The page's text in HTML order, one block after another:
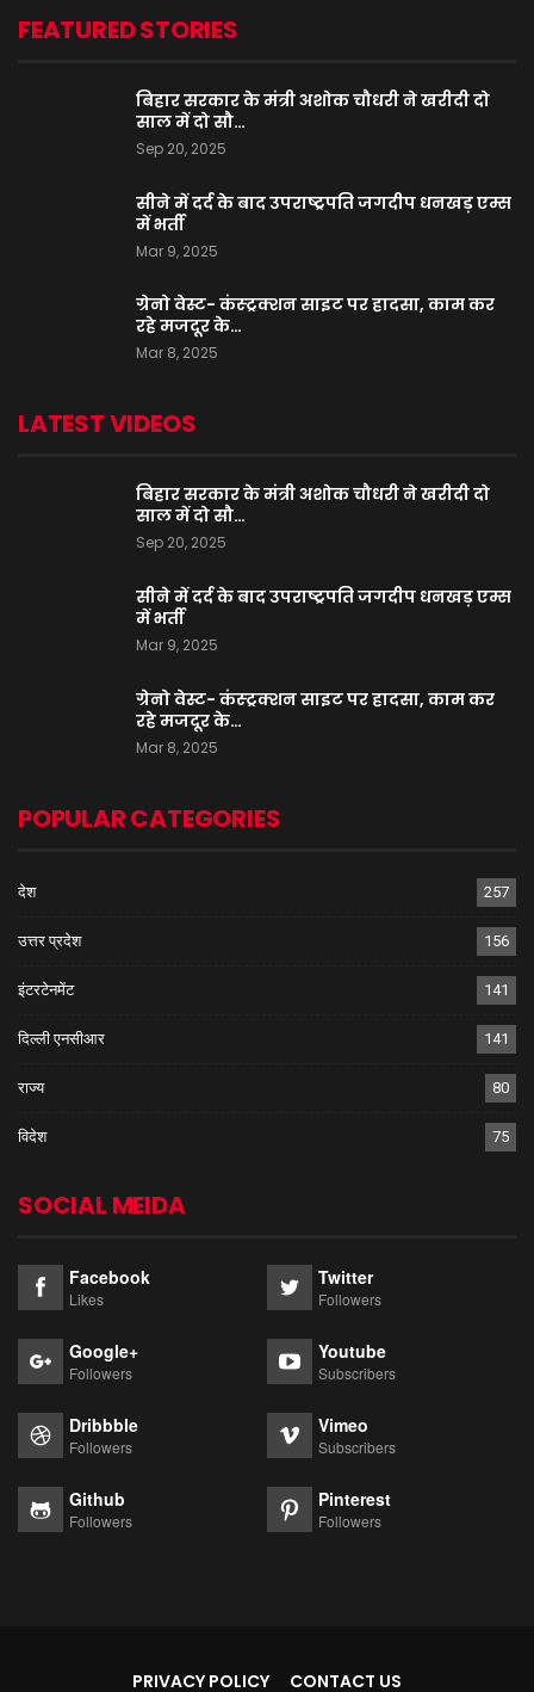
FEATURED STORIES
बिहार सरकार के मंत्री अशोक चौधरी ने खरीदी दो
साल में दो सौ…
Sep 20, 2025
सीने में दर्द के बाद उपराष्ट्रपति जगदीप धनखड़ एम्स
में भर्ती
Mar 9, 2025
ग्रेनो वेस्ट- कंस्ट्रक्शन साइट पर हादसा, काम कर
रहे मजदूर के…
Mar 8, 2025
LATEST VIDEOS
बिहार सरकार के मंत्री अशोक चौधरी ने खरीदी दो
साल में दो सौ…
Sep 20, 2025
सीने में दर्द के बाद उपराष्ट्रपति जगदीप धनखड़ एम्स
में भर्ती
Mar 9, 2025
ग्रेनो वेस्ट- कंस्ट्रक्शन साइट पर हादसा, काम कर
रहे मजदूर के…
Mar 8, 2025
POPULAR CATEGORIES
देश 257
उत्तर प्रदेश 156
इंटरटेनमेंट 141
दिल्ली एनसीआर 141
राज्य 80
विदेश 75
SOCIAL MEIDA
Facebook
Likes
Twitter
Followers
Google+
Followers
Youtube
Subscribers
Dribbble
Followers
Vimeo
Subscribers
Github
Followers
Pinterest
Followers
PRIVACY POLICY CONTACT US